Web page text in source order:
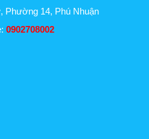
Phường 14, Phú Nhuận
0902708002